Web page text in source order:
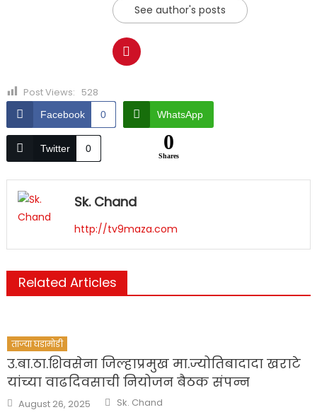
See author's posts
Post Views: 528
Facebook 0 WhatsApp
Twitter 0 0
Shares
Sk. Chand
http://tv9maza.com
Related Articles
ताज्या घडामोडी
उ.बा.ठा.शिवसेना जिल्हाप्रमुख मा.ज्योतिबादादा खराटे
यांच्या वाढदिवसाची नियोजन बैठक संपन्न
Posted
on
August 26, 2025 Author
Sk. Chand